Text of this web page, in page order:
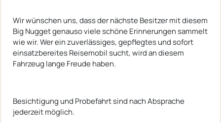
Wir wünschen uns, dass der nächste Besitzer mit diesem
Big Nugget genauso viele schöne Erinnerungen sammelt
wie wir. Wer ein zuverlässiges, gepflegtes und sofort
einsatzbereites Reisemobil sucht, wird an diesem
Fahrzeug lange Freude haben.
Besichtigung und Probefahrt sind nach Absprache
jederzeit möglich.